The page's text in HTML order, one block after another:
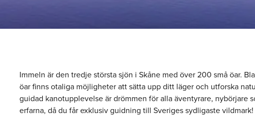
Immeln är den tredje största sjön i Skåne med över 200 små öar.
öar finns otaliga möjligheter att sätta upp ditt läger och utforska
guidad kanotupplevelse är drömmen för alla äventyrare, nybörjare
erfarna, då du får exklusiv guidning till Sveriges sydligaste vildmark!